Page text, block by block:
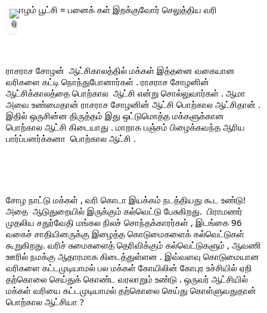
ஈழம் பூட்சி = பனைக் கள் இறக்குவோர் செலுத்திய வரி
ராசராச சோழன்  ஆட்சிகாலத்தில் மக்கள் இத்தனை வகையான
வரிகளை கட்டி நொந்துபோனார்கள் . ராசராச சோழனின்
ஆட்சிக்காலத்தை பொற்கால  ஆட்சி என்று சொல்லுவார்கள் . ஆமா
அவை உண்மைதான் ராசராச சோழனின் ஆட்சி பொற்கால ஆட்சிதான் .
இதில் ஒருசின்ன திருத்தம் இது ஒட்டுமொத்த மக்களுக்கான
பொற்கால ஆட்சி கிடையாது . மாறாக பஞ்சம் பிழைக்கவந்த ஆரிய
பார்ப்பனர்க்கனா  பொற்கால ஆட்சி .
சோழ நாட்டு மக்கள் , வரி கொடா இயக்கம் நடத்தியது கூட உண்டு!
அதை  ஆடுதுறையில் இருக்கும் கல்வெட்டு பேசுகிறது.  பிராமணர்
முதலிய சதுர்வேதி மங்கல நிலச் சொந்தக்காரர்கள் , இடங்கை 96
வகைச் சாதியினருக்கு இழைத்த கொடுமைகளைக் கல்வெட்டுகள்
கூறுகிறது. வரிச் சுமைகளைத் தெரிவிக்கும் கல்வெட்டுகளும் , ஆவணி
ஊரில் நமக்கு ஆதாரமாக கிடைத்துள்ளன . இவ்வளவு கொடுமையான
வரிகளை கட்டமுடியாமல் பல மக்கள் கோயிலின் கோபுர உச்சியில் ஏறி
தற்கொலை செய்துக் கொண்ட வரலாறும் உண்டு . ஒருவர் ஆட்சியில்
மக்கள் வரியை கட்டமுடியாமல் தற்கொலை செய்து கொள்ளுவதுதான்
பொற்கால ஆட்சியா ?